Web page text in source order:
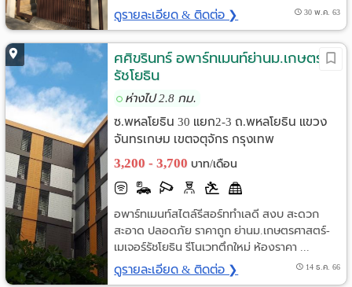
ดูรายละเอียด & ติดต่อ ❯ 30 พ.ค. 63
ศศิขรินทร์ อพาร์ทเมนท์ย่านม.เกษตร-
รัชโยธิน
ห่างไป 2.8 กม.
ซ.พหลโยธิน 30 แยก2-3 ถ.พหลโยธิน แขวง
จันทรเกษม เขตจตุจักร กรุงเทพ
3,200 - 3,700 บาท/เดือน
อพาร์ทเมนท์สไตล์รีสอร์ททำเลดี สงบ สะดวก
สะอาด ปลอดภัย ราคาถูก ย่านม.เกษตรศาสตร์-
เมเจอร์รัชโยธิน รีโนเวทตึกใหม่ ห้องราคา ...
ดูรายละเอียด & ติดต่อ ❯ 14 ธ.ค. 66